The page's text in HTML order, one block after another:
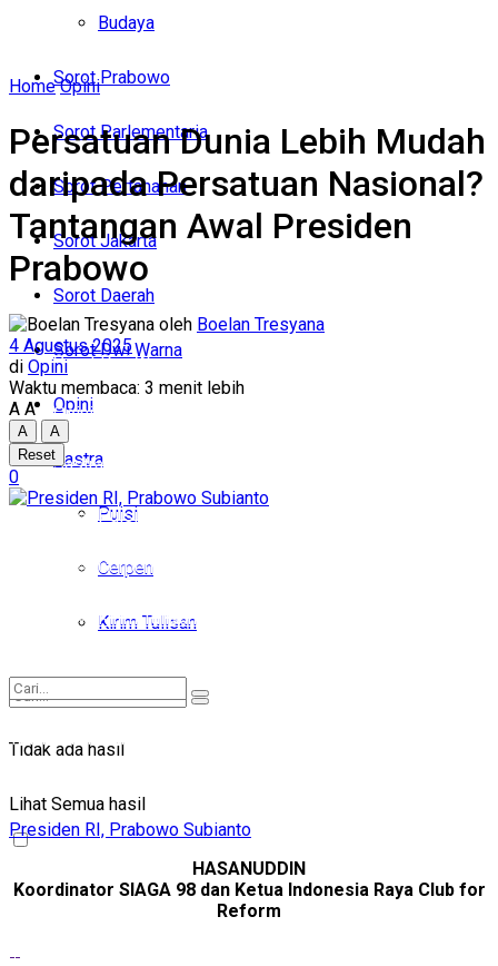
Budaya
Sorot Prabowo
Sorot Parlementaria
Sorot Pertahanan
Sorot Jakarta
Sorot Daerah
Sorot Dwi Warna
Opini
Sastra
Puisi
Cerpen
Kirim Tulisan
Tidak ada hasil
Lihat Semua hasil
Sorot Parlementaria
Sorot Pertahanan
Sorot Jakarta
Sorot Daerah
Sorot Dwi Warna
Opini
Sastra
Puisi
Cerpen
Kirim Tulisan
Tidak ada hasil
Home Opini
Persatuan Dunia Lebih Mudah
daripada Persatuan Nasional?
Tantangan Awal Presiden
Prabowo
oleh Boelan Tresyana
4 Agustus 2025
di Opini
Waktu membaca: 3 menit lebih
A A
A
A
Reset
0
Presiden RI, Prabowo Subianto
HASANUDDIN
Koordinator SIAGA 98 dan Ketua Indonesia Raya Club for
Reform